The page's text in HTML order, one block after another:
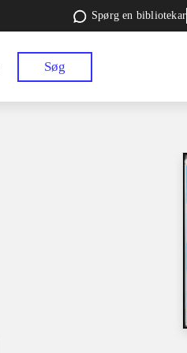
Spørg en bibliotekar
Søg